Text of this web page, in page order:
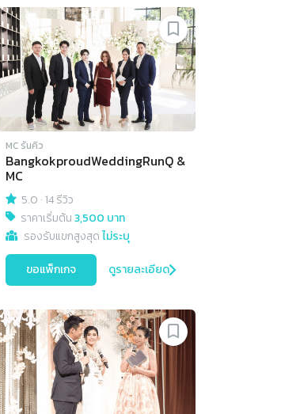
MC รันคิว
BangkokproudWeddingRunQ &
MC
5.0 ·14 รีวิว
ราคาเริ่มต้น3,500 บาท
รองรับแขกสูงสุดไม่ระบุ
ขอแพ็กเกจ ดูรายละเอียด